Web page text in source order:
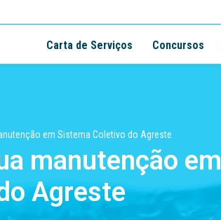
Carta de Serviços Concursos
em Sistema Coletivo do Agreste
manutenção em
Agreste